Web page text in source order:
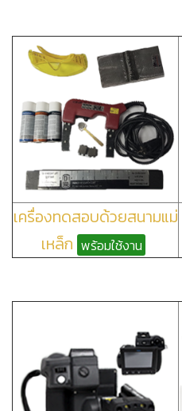
เครื่องทดสอบด้วยสนามแม่
เหล็ก พร้อมใช้งาน